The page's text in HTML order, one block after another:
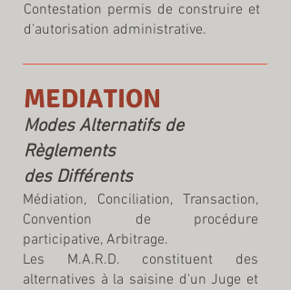
Contestation permis de construire et
d'autorisation administrative.
MEDIATION
Modes Alternatifs de
Règlements
des Différents
Médiation, Conciliation, Transaction,
Convention de procédure
participative, Arbitrage.
Les M.A.R.D. constituent des
alternatives à la saisine d'un Juge et